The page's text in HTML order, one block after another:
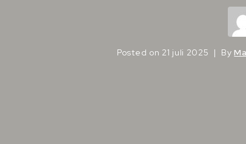
Posted on 21 juli 2025 By